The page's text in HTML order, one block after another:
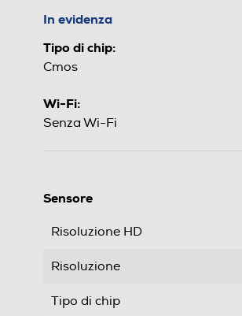
In evidenza
Tipo di chip:
Cmos
Wi-Fi:
Senza Wi-Fi
Sensore
Risoluzione HD
Risoluzione
Tipo di chip